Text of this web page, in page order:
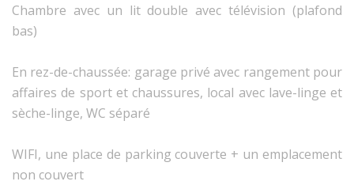
Chambre avec un lit double avec télévision (plafond
bas)
En rez-de-chaussée: garage privé avec rangement pour
affaires de sport et chaussures, local avec lave-linge et
sèche-linge, WC séparé
WIFI, une place de parking couverte + un emplacement
non couvert